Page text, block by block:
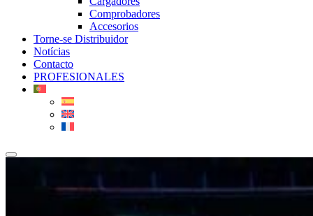
Comprobadores
Accesorios
Torne-se Distribuidor
Notícias
Contacto
PROFESIONALES